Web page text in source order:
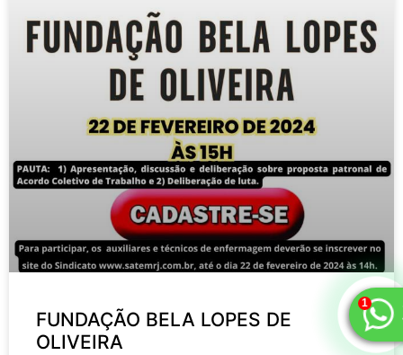
FUNDAÇÃO BELA LOPES DE
OLIVEIRA